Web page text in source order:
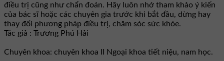
điều trị cũng như chẩn đoán. Hãy luôn nhớ tham khảo ý kiến
của bác sĩ hoặc các chuyên gia trước khi bắt đầu, dừng hay
thay đổi phương pháp điều trị, chăm sóc sức khỏe.
Tác giả : Trương Phú Hải
Chuyên khoa: chuyên khoa II Ngoại khoa tiết niệu, nam học.